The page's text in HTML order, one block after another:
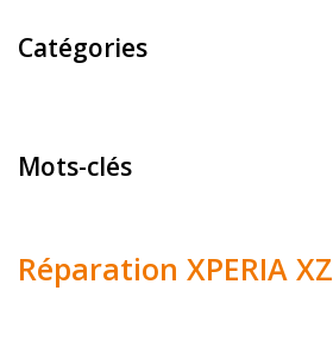
Catégories
Mots-clés
Réparation XPERIA XZ